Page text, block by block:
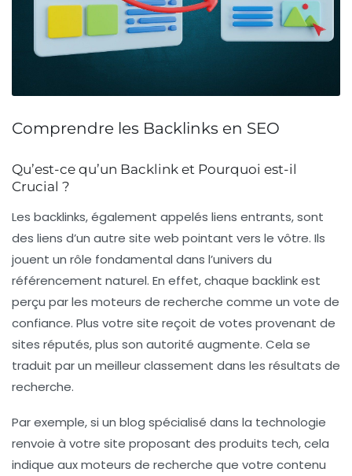
Comprendre les Backlinks en SEO
Qu’est-ce qu’un Backlink et Pourquoi est-il
Crucial ?
Les backlinks, également appelés liens entrants, sont
des liens d’un autre site web pointant vers le vôtre. Ils
jouent un rôle fondamental dans l’univers du
référencement naturel. En effet, chaque backlink est
perçu par les moteurs de recherche comme un vote de
confiance. Plus votre site reçoit de votes provenant de
sites réputés, plus son autorité augmente. Cela se
traduit par un meilleurclassement dans les résultats de
recherche.
Par exemple, si un blog spécialisé dans la technologie
renvoie à votre site proposant des produits tech, cela
indique aux moteurs de recherche que votre contenu